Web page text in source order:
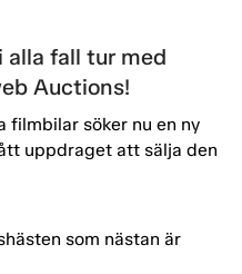
alla fall tur med
Auctions!
filmbilar söker nu en ny
uppdraget att sälja den